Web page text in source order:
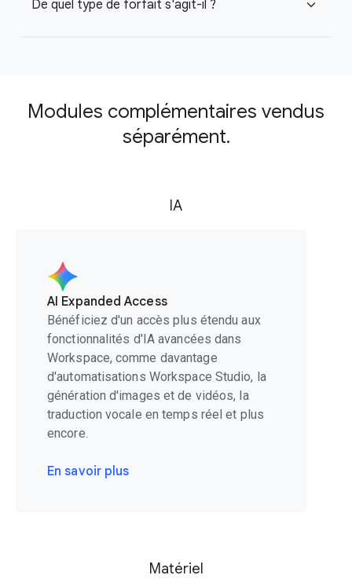
De quel type de forfait s'agit-il ? expand_more
Modules complémentaires vendus
séparément.
IA
AI Expanded Access
Bénéficiez d'un accès plus étendu aux
fonctionnalités d'IA avancées dans
Workspace, comme davantage
d'automatisations Workspace Studio, la
génération d'images et de vidéos, la
traduction vocale en temps réel et plus
encore.
En savoir plus
Matériel